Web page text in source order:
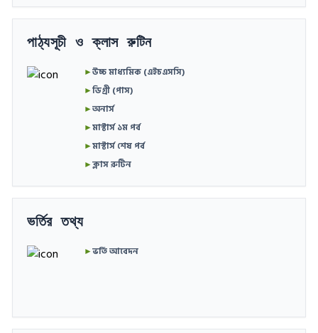
পাঠ্যসূচী ও ক্লাস রুটিন
►উচ্চ মাধ্যমিক (এইচএসসি)
►ডিগ্রী (পাস)
►অনার্স
►মাস্টার্স ১ম পর্ব
►মাস্টার্স শেষ পর্ব
►ক্লাস রুটিন
ভর্তির তথ্য
►ভর্তি আবেদন